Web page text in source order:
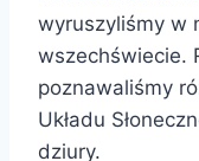
wyruszyliśmy w
wszechświecie.
poznawaliśmy
Układu
dziury.